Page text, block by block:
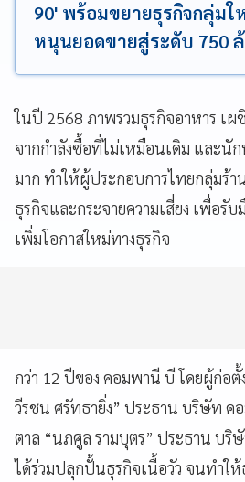
90' พร้อมขยายธุรกิจกลุ่มใ
หนุนยอดขายสู่ระดับ 750
ในปี 2568 ภาพรวมธุรกิจอาหาร เ
จากกำลังซื้อที่ไม่เหมือนเดิม และนัก
มาก ทำให้ผู้ประกอบการไทยกลุ่มร้า
ธุรกิจและกระจายความเสี่ยง เพื่อรั
เพิ่มโอกาสใหม่ทางธุรกิจ
กว่า 12 ปีของ คอมพานี บี โดยผู้ก่อตั้
วีรชน ศรัทธายิ่ง” ประธาน บริษัท ค
ตาล “นภศูล รามบุตร” ประธาน บริ
ได้ร่วมปลุกปั้นธุรกิจเนื้อวัว จนทำให้